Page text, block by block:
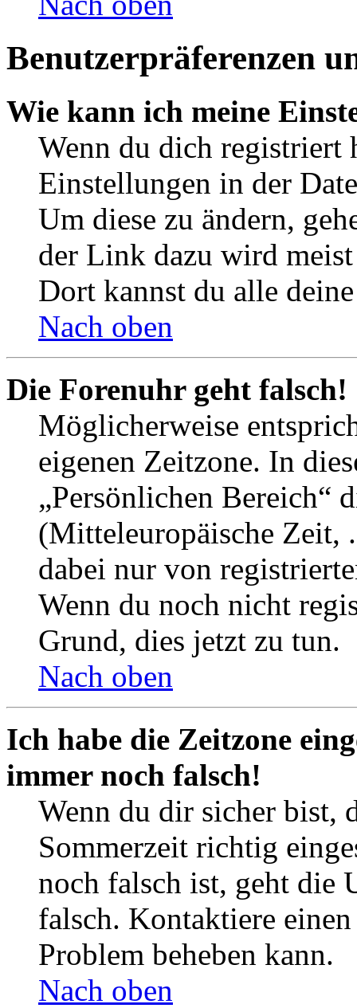
Benutzerpräferenzen
Wie kann ich meine
Wenn du dich registriert
Einstellungen in der
Um diese zu ändern,
der Link dazu wird
Dort kannst du alle
Nach oben
Die Forenuhr geht falsch!
Möglicherweise
eigenen Zeitzone. In
„Persönlichen Bereich“
(Mitteleuropäische Zeit,
dabei nur von
Wenn du noch nicht
Grund, dies jetzt zu tun.
Nach oben
Ich habe die Zeitzone
immer noch falsch!
Wenn du dir sicher bist,
Sommerzeit richtig
noch falsch ist, geht die
falsch. Kontaktiere
Problem beheben kann.
Nach oben